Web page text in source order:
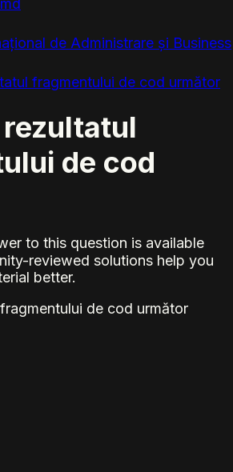
de Administrare și Business
fragmentului de cod următor
de cod
to this question is available
reviewed solutions help you
better.
de cod următor